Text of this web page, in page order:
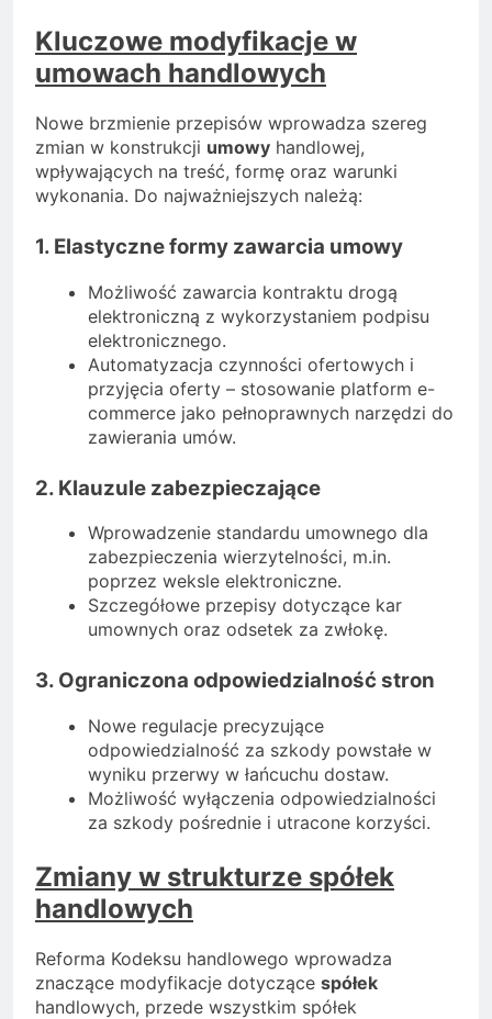
Kluczowe modyfikacje w
umowach handlowych
Nowe brzmienie przepisów wprowadza szereg
zmian w konstrukcji umowy handlowej,
wpływających na treść, formę oraz warunki
wykonania. Do najważniejszych należą:
1. Elastyczne formy zawarcia umowy
Możliwość zawarcia kontraktu drogą
elektroniczną z wykorzystaniem podpisu
elektronicznego.
Automatyzacja czynności ofertowych i
przyjęcia oferty – stosowanie platform e-
commerce jako pełnoprawnych narzędzi do
zawierania umów.
2. Klauzule zabezpieczające
Wprowadzenie standardu umownego dla
zabezpieczenia wierzytelności, m.in.
poprzez weksle elektroniczne.
Szczegółowe przepisy dotyczące kar
umownych oraz odsetek za zwłokę.
3. Ograniczona odpowiedzialność stron
Nowe regulacje precyzujące
odpowiedzialność za szkody powstałe w
wyniku przerwy w łańcuchu dostaw.
Możliwość wyłączenia odpowiedzialności
za szkody pośrednie i utracone korzyści.
Zmiany w strukturze spółek
handlowych
Reforma Kodeksu handlowego wprowadza
znaczące modyfikacje dotyczące spółek
handlowych, przede wszystkim spółek